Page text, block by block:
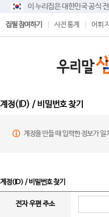
이 누리집은 대한민국 공식
집필 참여하기 사전 통계 어휘
계정(ID) / 비밀번호 찾기
계정을 만들 때 입력한 정보가
계정(ID) / 비밀번호 찾기
전자 우편 주소